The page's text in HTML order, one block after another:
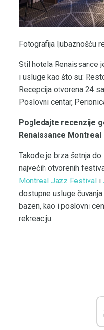
Fotografija ljubaznošću
Stil hotela Renaissance
i usluge kao što su:
Recepcija otvorena 24
Poslovni centar,
Pogledajte recenzije
Renaissance
Takođe je brza šetnja do
najvećih otvorenih
Montreal Jazz Festival i
dostupne usluge
bazen, kao i poslovni
rekreaciju.